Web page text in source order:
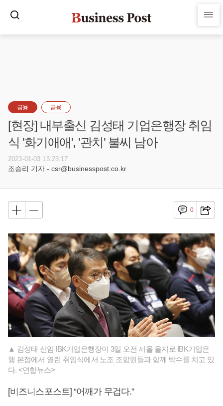
금융 금융
[현장] 내부출신 김성태 기업은행장 취임
식 '화기애애', '관치' 불씨 남아
2023-01-03 15:23:17
조승리 기자 - csr@businesspost.co.kr
0
▲ 김성태 신임 IBK기업은행장이 3일 오전 서울 을지로 IBK기업은
행 본점에서 열린 취임식에서 노조 조합원들과 함께 박수를 치고 있
다. <연합뉴스>
[비즈니스포스트] “어깨가 무겁다.”